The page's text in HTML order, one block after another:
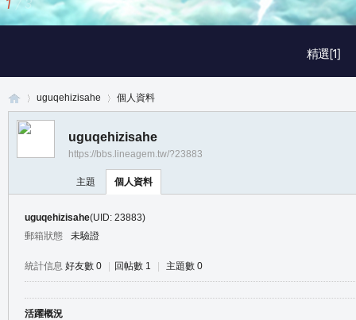
精選[1]
1 / 3
uguqehizisahe 個人資料
uguqehizisahe
https://bbs.lineagem.tw/?23883
主題 個人資料
uguqehizisahe(UID: 23883)
郵箱狀態
未驗證
統計信息 好友數 0 回帖數 1 主題數 0
活躍概況